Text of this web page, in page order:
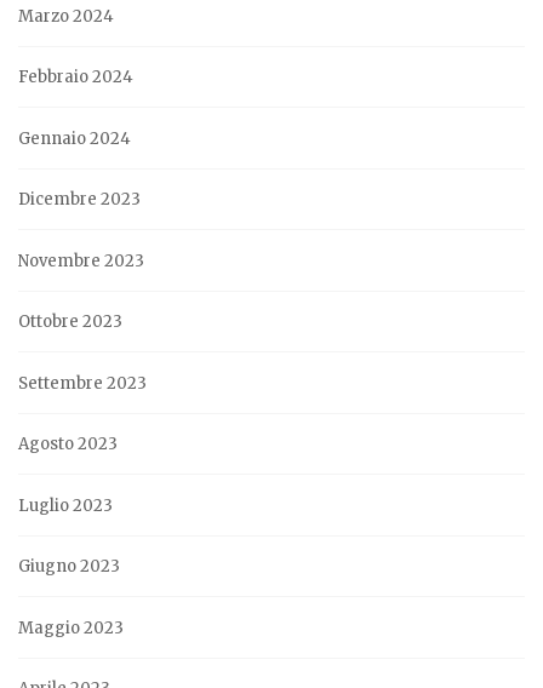
Marzo 2024
Febbraio 2024
Gennaio 2024
Dicembre 2023
Novembre 2023
Ottobre 2023
Settembre 2023
Agosto 2023
Luglio 2023
Giugno 2023
Maggio 2023